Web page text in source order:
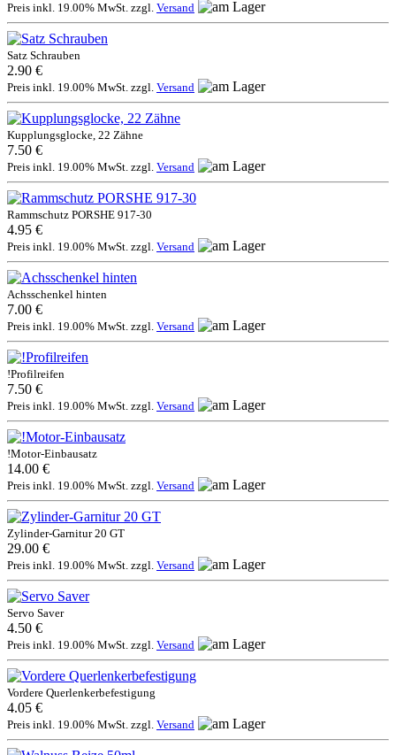
Preis inkl. 19.00% MwSt. zzgl. Versand
Satz Schrauben
2.90 €
Preis inkl. 19.00% MwSt. zzgl. Versand
Kupplungsglocke, 22 Zähne
7.50 €
Preis inkl. 19.00% MwSt. zzgl. Versand
Rammschutz PORSHE 917-30
4.95 €
Preis inkl. 19.00% MwSt. zzgl. Versand
Achsschenkel hinten
7.00 €
Preis inkl. 19.00% MwSt. zzgl. Versand
!Profilreifen
7.50 €
Preis inkl. 19.00% MwSt. zzgl. Versand
!Motor-Einbausatz
14.00 €
Preis inkl. 19.00% MwSt. zzgl. Versand
Zylinder-Garnitur 20 GT
29.00 €
Preis inkl. 19.00% MwSt. zzgl. Versand
Servo Saver
4.50 €
Preis inkl. 19.00% MwSt. zzgl. Versand
Vordere Querlenkerbefestigung
4.05 €
Preis inkl. 19.00% MwSt. zzgl. Versand